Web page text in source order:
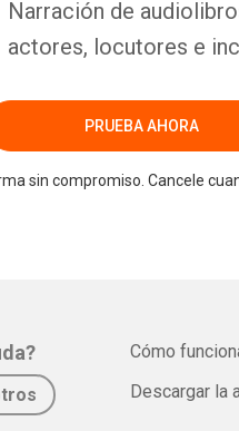
Narración de
actores, locutores e
PRUEBA AHORA
sin compromiso. Cancele
Cómo
Descargar la